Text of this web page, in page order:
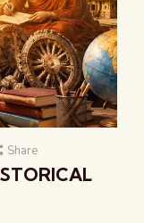
Share